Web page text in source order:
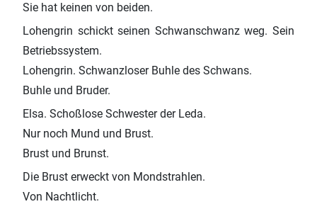
Sie hat keinen von beiden.
Lohengrin schickt seinen Schwanschwanz weg. Sein
Betriebssystem.
Lohengrin. Schwanzloser Buhle des Schwans.
Buhle und Bruder.
Elsa. Schoßlose Schwester der Leda.
Nur noch Mund und Brust.
Brust und Brunst.
Die Brust erweckt von Mondstrahlen.
Von Nachtlicht.